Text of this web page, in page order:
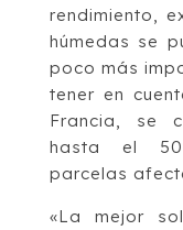
rendimiento,
húmedas se
poco más
tener en
Francia, se
hasta el
parcelas
«La mejor